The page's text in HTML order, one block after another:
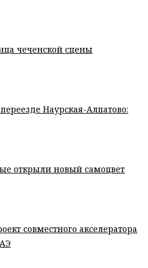
чеченской сцены
Наурская-Алпатово:
открыли новый самоцвет
совместного акселератора